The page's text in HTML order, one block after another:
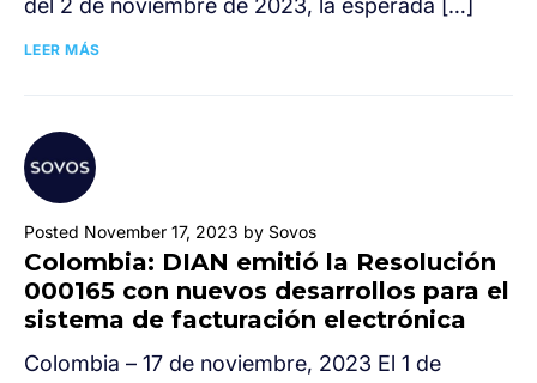
del 2 de noviembre de 2023, la esperada […]
LEER MÁS
Posted November 17, 2023 by Sovos
Colombia: DIAN emitió la Resolución
000165 con nuevos desarrollos para el
sistema de facturación electrónica
Colombia – 17 de noviembre, 2023 El 1 de